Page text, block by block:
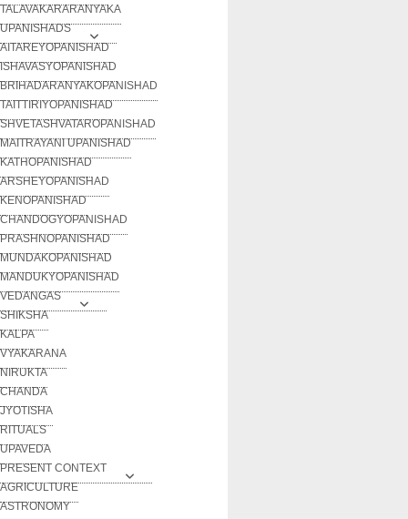
TALAVAKARARANYAKA
UPANISHADS
AITAREYOPANISHAD
ISHAVASYOPANISHAD
BRIHADARANYAKOPANISHAD
TAITTIRIYOPANISHAD
SHVETASHVATAROPANISHAD
MAITRAYANI UPANISHAD
KATHOPANISHAD
ARSHEYOPANISHAD
KENOPANISHAD
CHANDOGYOPANISHAD
PRASHNOPANISHAD
MUNDAKOPANISHAD
MANDUKYOPANISHAD
VEDANGAS
SHIKSHA
KALPA
VYAKARANA
NIRUKTA
CHANDA
JYOTISHA
RITUALS
UPAVEDA
PRESENT CONTEXT
AGRICULTURE
ASTRONOMY